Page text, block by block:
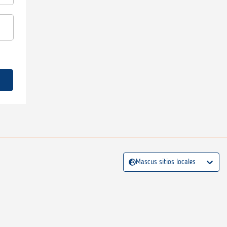
Mascus sitios locales